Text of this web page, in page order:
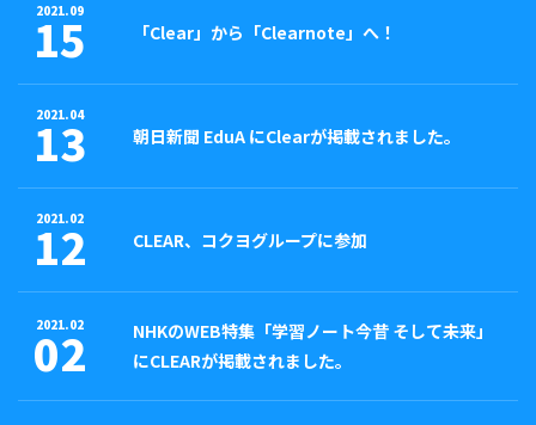
2021.09
15 「Clear」から「Clearnote」へ！
2021.04
13 朝日新聞 EduA にClearが掲載されました。
2021.02
12 CLEAR、コクヨグループに参加
2021.02
02
NHKのWEB特集「学習ノート今昔 そして未来」
にCLEARが掲載されました。